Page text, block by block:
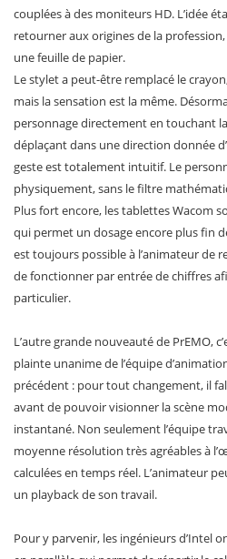
couplées à des moniteurs HD. L’idée
retourner aux origines de la
une feuille de papier.
Le stylet a peut-être remplacé le
mais la sensation est la même.
personnage directement en touchant
déplaçant dans une direction donnée
geste est totalement intuitif. Le
physiquement, sans le filtre
Plus fort encore, les tablettes Wacom
qui permet un dosage encore plus fin
est toujours possible à l’animateur de
de fonctionner par entrée de chiffres
particulier.
L’autre grande nouveauté de PrEMO,
plainte unanime de l’équipe
précédent : pour tout changement, il
avant de pouvoir visionner la scène
instantané. Non seulement l’équipe
moyenne résolution très agréables à
calculées en temps réel. L’animateur
un playback de son travail.
Pour y parvenir, les ingénieurs d’Intel